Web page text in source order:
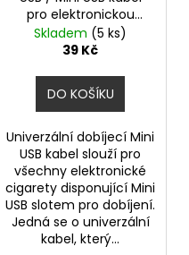
pro elektronickou
cigaretu
Skladem (5 ks)
39 Kč
DO KOŠÍKU
Univerzální dobíjecí Mini
USB kabel slouží pro
všechny elektronické
cigarety disponující Mini
USB slotem pro dobíjení.
Jedná se o univerzální
kabel, který...